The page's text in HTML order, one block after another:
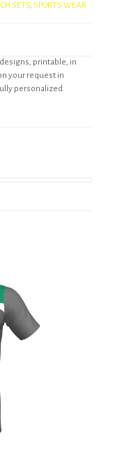
SETS, SPORTS WEAR
printable, in
your request in
personalized